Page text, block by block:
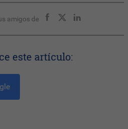
amigos de
este artículo: